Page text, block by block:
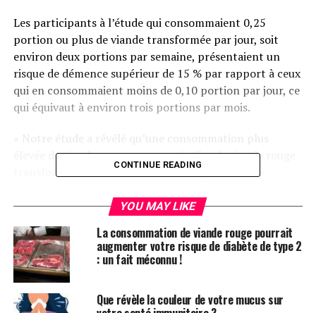
Les participants à l’étude qui consommaient 0,25
portion ou plus de viande transformée par jour, soit
environ deux portions par semaine, présentaient un
risque de démence supérieur de 15 % par rapport à ceux
qui en consommaient moins de 0,10 portion par jour, ce
qui équivaut à environ trois portions par mois.
« Notre étude a révélé qu’une consommation plus
élevée de viande rouge — en particulier de viande rouge
transformée — était associée à un risque accru de
altérée », a déclaré Yuhan Li, MHS, assistante de
recherche à la Channing Division of Network Medicine,
Brigham and Women’s Hospital, Boston.
Cependant, l’étude a également montré que remplacer
la viande rouge transformée par des noix et des
légumineuses pourrait potentiellement réduire ce
CONTINUE READING
YOU MAY LIKE
La consommation de viande rouge pourrait
augmenter votre risque de diabète de type 2
: un fait méconnu !
Que révèle la couleur de votre mucus sur